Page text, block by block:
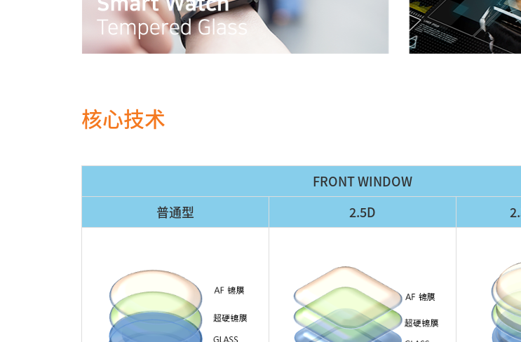
核心技术
FRONT WINDOW
普通型
2.5D